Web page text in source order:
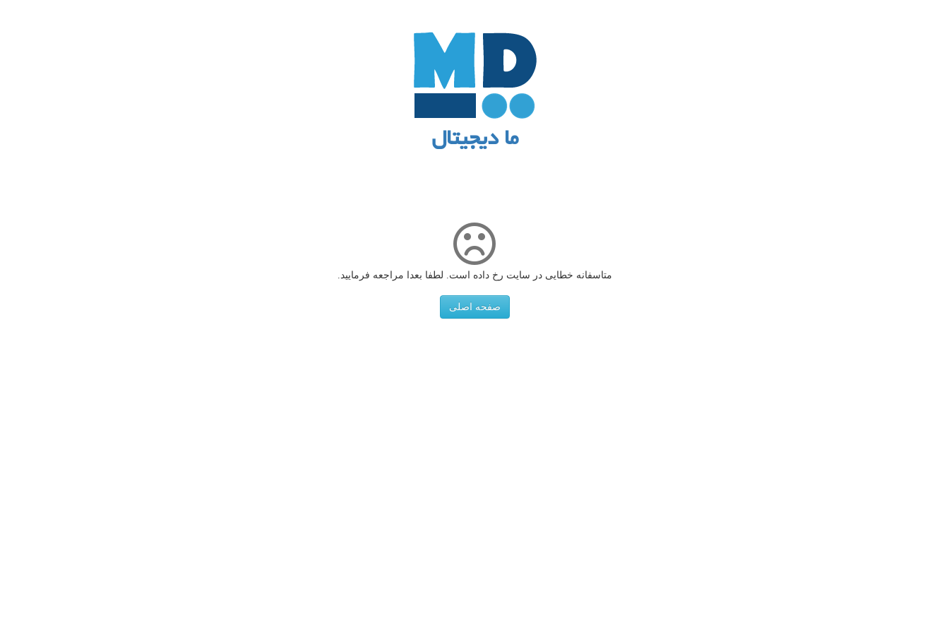
ما دیجیتال
متاسفانه خطایی در سایت رخ داده است. لطفا بعدا مراجعه فرمایید.
صفحه اصلی